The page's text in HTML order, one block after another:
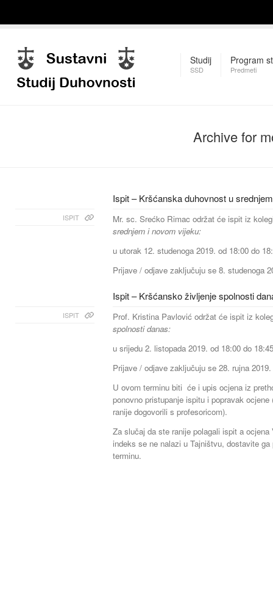
Studij
SSD
Program
Predmeti
Archive for
Ispit – Kršćanska duhovnost u
ISPIT
Mr. sc. Srećko Rimac održat će ispit iz
srednjem i novom vijeku:
u utorak 12. studenoga 2019. od 18:00 do
Prijave / odjave zaključuju se 8. studenoga
Ispit – Kršćansko življenje spolnosti
ISPIT
Prof. Kristina Pavlović održat će ispit iz
spolnosti danas:
u srijedu 2. listopada 2019. od 18:00 do
Prijave / odjave zaključuju se 28. rujna
U ovom terminu biti će i upis ocjena iz
ponovno pristupanje ispitu i popravak
ranije dogovorili s profesoricom).
Za slučaj da ste ranije polagali ispit a
indeks se ne nalazi u Tajništvu, dostavite
terminu.